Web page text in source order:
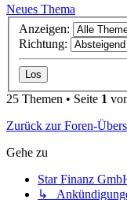
Neues Thema
Anzeigen:
Richtung:
25 Themen • Seite 1
Zurück zur Foren-
Gehe zu
Star Finanz
↳